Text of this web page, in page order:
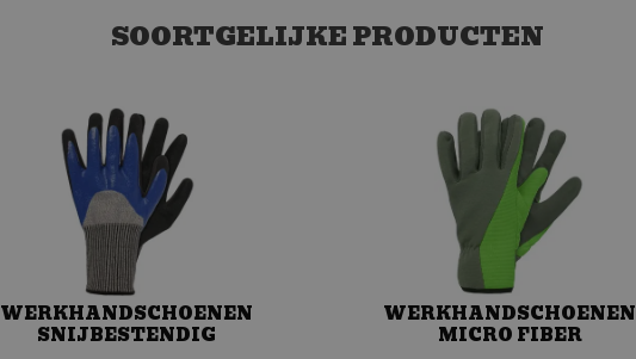
SOORTGELIJKE PRODUCTEN
WERKHANDSCHOENEN
SNIJBESTENDIG
WERKHANDSCHOENEN
MICRO FIBER